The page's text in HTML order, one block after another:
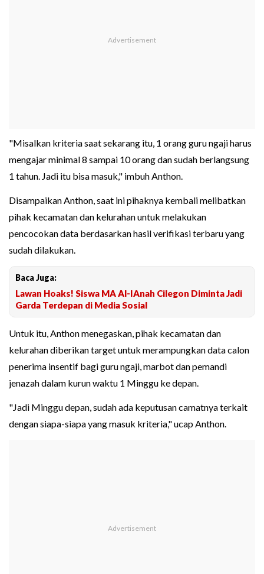
"Misalkan kriteria saat sekarang itu, 1 orang guru ngaji harus
mengajar minimal 8 sampai 10 orang dan sudah berlangsung
1 tahun. Jadi itu bisa masuk," imbuh Anthon.
Disampaikan Anthon, saat ini pihaknya kembali melibatkan
pihak kecamatan dan kelurahan untuk melakukan
pencocokan data berdasarkan hasil verifikasi terbaru yang
sudah dilakukan.
Baca Juga:
Lawan Hoaks! Siswa MA Al-IAnah Cilegon Diminta Jadi
Garda Terdepan di Media Sosial
Untuk itu, Anthon menegaskan, pihak kecamatan dan
kelurahan diberikan target untuk merampungkan data calon
penerima insentif bagi guru ngaji, marbot dan pemandi
jenazah dalam kurun waktu 1 Minggu ke depan.
"Jadi Minggu depan, sudah ada keputusan camatnya terkait
dengan siapa-siapa yang masuk kriteria," ucap Anthon.